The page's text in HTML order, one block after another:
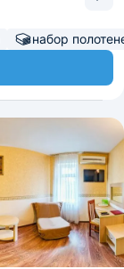
набор